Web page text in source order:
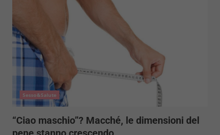
Sesso&Salute
“Ciao maschio”? Macché, le dimensioni del